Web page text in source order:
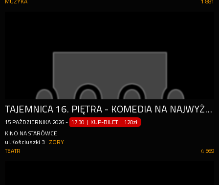
1 881
MUZYKA
TAJEMNICA 16. PIĘTRA - KOMEDIA NA NAJWYŻSZYM POZIOMIE
15 PAŹDZIERNIKA 2026 - 17:30 | KUP-BILET |120zł
KINO NA STARÓWCE
ul.Kościuszki 3
ŻORY
4 569
TEATR